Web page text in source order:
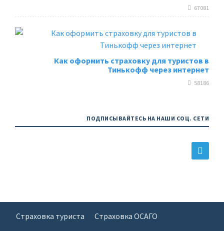
67081
Как оформить страховку для туристов в
Тинькофф через интернет
58186
ПОДПИСЫВАЙТЕСЬ НА НАШИ СОЦ. СЕТИ
Страховка туриста Страховка ОСАГО